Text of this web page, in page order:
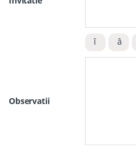
Observatii